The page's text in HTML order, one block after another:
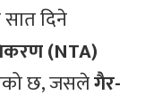
सात दिने
(NTA)
छ, जसलेगैर-